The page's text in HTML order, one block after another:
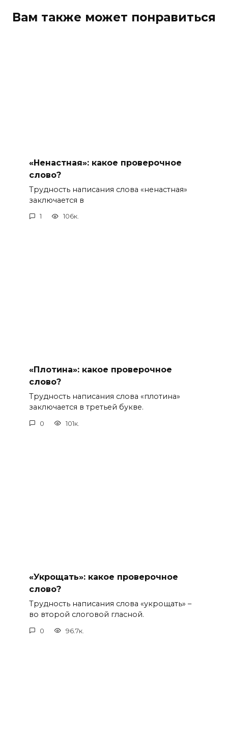
Вам также может понравиться
«Ненастная»: какое проверочное
слово?
Трудность написания слова «ненастная»
заключается в
1 106к.
«Плотина»: какое проверочное
слово?
Трудность написания слова «плотина»
заключается в третьей букве.
0 101к.
«Укрощать»: какое проверочное
слово?
Трудность написания слова «укрощать» –
во второй слоговой гласной.
0 96.7к.